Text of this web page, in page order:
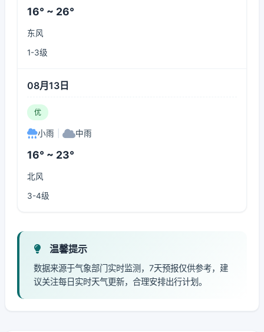
16° ~ 26°
东风
1-3级
08月13日
优
小雨 中雨
16° ~ 23°
北风
3-4级
温馨提示
数据来源于气象部门实时监测，7天预报仅供参考，建
议关注每日实时天气更新，合理安排出行计划。